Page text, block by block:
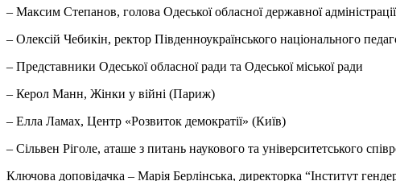
– Максим Степанов, голова Одеської обласної державної адміністрації
– Олексій Чебикін, ректор Південноукраїнського національного
– Представники Одеської обласної ради та Одеської міської ради
– Керол Манн, Жінки у війні (Париж)
– Елла Ламах, Центр «Розвиток демократії» (Київ)
– Сільвен Ріголе, аташе з питань наукового та університетського
Ключова доповідачка – Марія Берлінська, директорка “Інститут